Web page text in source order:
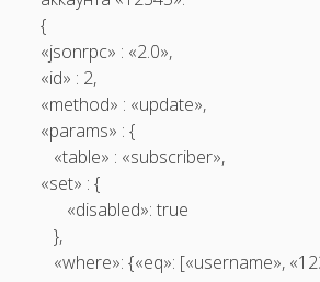
{
«jsonrpc» : «2.0»,
«id» : 2,
«method» : «update»,
«params» : {
«table» : «subscriber»,
«set» : {
«disabled»: true
},
«where»: {«eq»: [«username»,